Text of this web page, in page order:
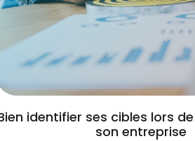
identifier ses cibles lors
son entreprise